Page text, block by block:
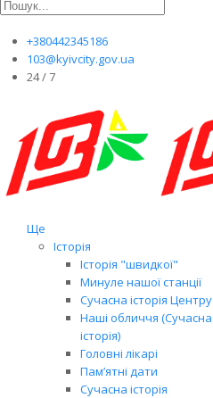
+380442345186
103@kyivcity.gov.ua
24 / 7
Ще
Історія
Історія "швидкої"
Минуле нашої станції
Сучасна історія Центру
Наші обличчя (Сучасна
історія)
Головні лікарі
Пам’ятні дати
Сучасна історія